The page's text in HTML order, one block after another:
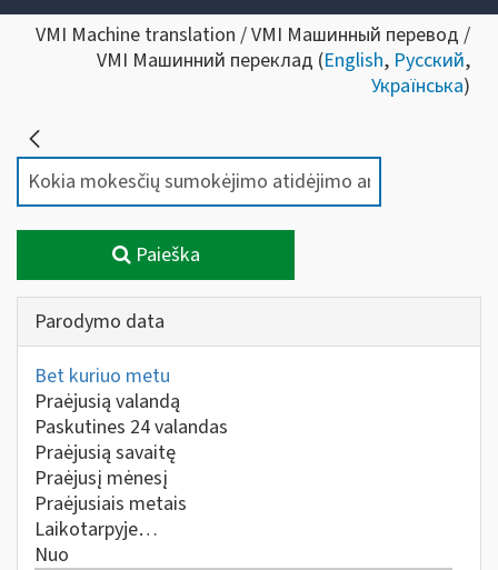
VMI Machine translation / VMI Машинный перевод /
VMI Машинний переклад (English, Русский,
Українська)
Paieška
Parodymo data
Bet kuriuo metu
Praėjusią valandą
Paskutines 24 valandas
Praėjusią savaitę
Praėjusį mėnesį
Praėjusiais metais
Laikotarpyje…
Nuo